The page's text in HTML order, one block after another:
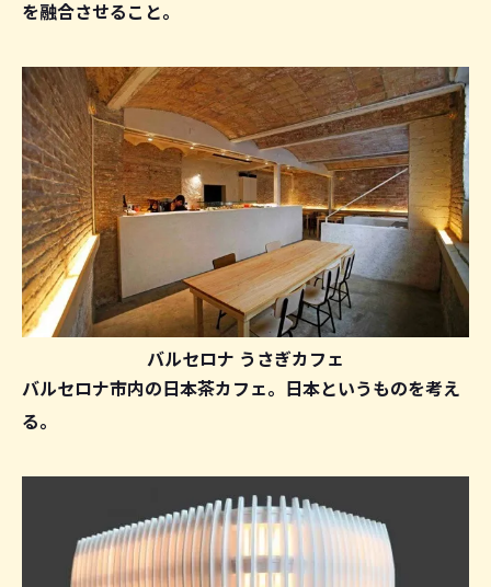
を融合させること。
バルセロナ うさぎカフェ
バルセロナ市内の日本茶カフェ。日本というものを考え
る。